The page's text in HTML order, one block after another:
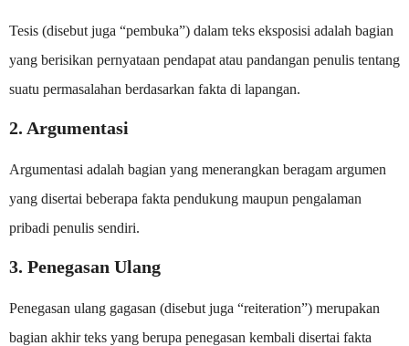
Tesis (disebut juga “pembuka”) dalam teks eksposisi adalah bagian
yang berisikan pernyataan pendapat atau pandangan penulis tentang
suatu permasalahan berdasarkan fakta di lapangan.
2. Argumentasi
Argumentasi adalah bagian yang menerangkan beragam argumen
yang disertai beberapa fakta pendukung maupun pengalaman
pribadi penulis sendiri.
3. Penegasan Ulang
Penegasan ulang gagasan (disebut juga “reiteration”) merupakan
bagian akhir teks yang berupa penegasan kembali disertai fakta